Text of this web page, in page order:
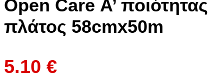
Open Care Α’ ποιότητας
πλάτος 58cmx50m
5.10 €